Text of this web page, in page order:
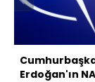
Erdoğan'ın